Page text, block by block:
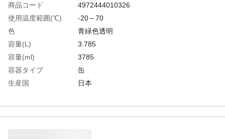
商品コード
4972444010326
使用温度範囲(℃)
-20～70
色
青緑色透明
容量(L)
3.785
容量(ml)
3785
容器タイプ
缶
生産国
日本
材質1
主成分:鉱物油、防錆剤、石油系溶剤